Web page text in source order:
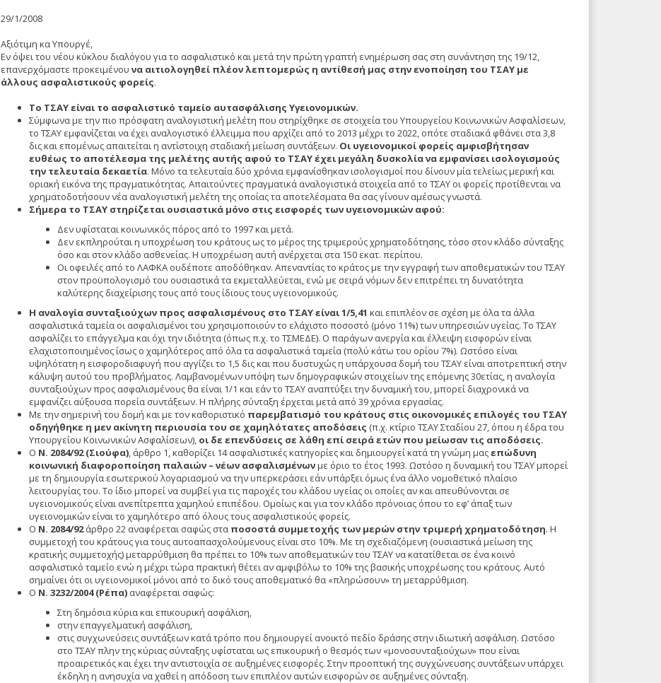
29/1/2008
Αξιότιμη κα Υπουργέ,
Εν όψει του νέου κύκλου διαλόγου για το ασφαλιστικό και μετά την πρώτη γραπτή ενημέρωση σας στη συνάντηση της 19/12,
επανερχόμαστε προκειμένου να αιτιολογηθεί πλέον λεπτομερώς η αντίθεσή μας στην ενοποίηση του ΤΣΑΥ με
άλλους ασφαλιστικούς φορείς.
Το ΤΣΑΥ είναι το ασφαλιστικό ταμείο αυτασφάλισης Υγειονομικών.
Σύμφωνα με την πιο πρόσφατη αναλογιστική μελέτη που στηρίχθηκε σε στοιχεία του Υπουργείου Κοινωνικών Ασφαλίσεων,
το ΤΣΑΥ εμφανίζεται να έχει αναλογιστικό έλλειμμα που αρχίζει από το 2013 μέχρι το 2022, οπότε σταδιακά φθάνει στα 3,8
δις και επομένως απαιτείται η αντίστοιχη σταδιακή μείωση συντάξεων. Οι υγειονομικοί φορείς αμφισβήτησαν
ευθέως το αποτέλεσμα της μελέτης αυτής αφού το ΤΣΑΥ έχει μεγάλη δυσκολία να εμφανίσει ισολογισμούς
την τελευταία δεκαετία. Μόνο τα τελευταία δύο χρόνια εμφανίσθηκαν ισολογισμοί που δίνουν μία τελείως μερική και
οριακή εικόνα της πραγματικότητας. Απαιτούντες πραγματικά αναλογιστικά στοιχεία από το ΤΣΑΥ οι φορείς προτίθενται να
χρηματοδοτήσουν νέα αναλογιστική μελέτη της οποίας τα αποτελέσματα θα σας γίνουν αμέσως γνωστά.
Σήμερα το ΤΣΑΥ στηρίζεται ουσιαστικά μόνο στις εισφορές των υγειονομικών αφού:
Δεν υφίσταται κοινωνικός πόρος από το 1997 και μετά.
Δεν εκπληρούται η υποχρέωση του κράτους ως το μέρος της τριμερούς χρηματοδότησης, τόσο στον κλάδο σύνταξης
όσο και στον κλάδο ασθενείας. Η υποχρέωση αυτή ανέρχεται στα 150 εκατ. περίπου.
Οι οφειλές από το ΛΑΦΚΑ ουδέποτε αποδόθηκαν. Απεναντίας το κράτος με την εγγραφή των αποθεματικών του ΤΣΑΥ
στον προϋπολογισμό του ουσιαστικά τα εκμεταλλεύεται, ενώ με σειρά νόμων δεν επιτρέπει τη δυνατότητα
καλύτερης διαχείρισης τους από τους ίδιους τους υγειονομικούς.
Η αναλογία συνταξιούχων προς ασφαλισμένους στο ΤΣΑΥ είναι 1/5,41 και επιπλέον σε σχέση με όλα τα άλλα
ασφαλιστικά ταμεία οι ασφαλισμένοι του χρησιμοποιούν το ελάχιστο ποσοστό (μόνο 11%) των υπηρεσιών υγείας. Το ΤΣΑΥ
ασφαλίζει το επάγγελμα και όχι την ιδιότητα (όπως π.χ. το ΤΣΜΕΔΕ). Ο παράγων ανεργία και έλλειψη εισφορών είναι
ελαχιστοποιημένος ίσως ο χαμηλότερος από όλα τα ασφαλιστικά ταμεία (πολύ κάτω του ορίου 7%). Ωστόσο είναι
υψηλότατη η εισφοροδιαφυγή που αγγίζει το 1,5 δις και που δυστυχώς η υπάρχουσα δομή του ΤΣΑΥ είναι αποτρεπτική στην
κάλυψη αυτού του προβλήματος. Λαμβανομένων υπόψη των δημογραφικών στοιχείων της επόμενης 30ετίας, η αναλογία
συνταξιούχων προς ασφαλισμένους θα είναι 1/1 και εάν το ΤΣΑΥ αναπτύξει την δυναμική του, μπορεί διαχρονικά να
εμφανίζει αύξουσα πορεία συντάξεων. Η πλήρης σύνταξη έρχεται μετά από 39 χρόνια εργασίας.
Με την σημερινή του δομή και με τον καθοριστικό παρεμβατισμό του κράτους στις οικονομικές επιλογές του ΤΣΑΥ
οδηγήθηκε η μεν ακίνητη περιουσία του σε χαμηλότατες αποδόσεις (π.χ. κτίριο ΤΣΑΥ Σταδίου 27, όπου η έδρα του
Υπουργείου Κοινωνικών Ασφαλίσεων), οι δε επενδύσεις σε λάθη επί σειρά ετών που μείωσαν τις αποδόσεις.
Ο Ν. 2084/92 (Σιούφα), άρθρο 1, καθορίζει 14 ασφαλιστικές κατηγορίες και δημιουργεί κατά τη γνώμη μαςεπώδυνη
κοινωνική διαφοροποίηση παλαιών – νέων ασφαλισμένωνμε όριο το έτος 1993. Ωστόσο η δυναμική του ΤΣΑΥ μπορεί
με τη δημιουργία εσωτερικού λογαριασμού να την υπερκεράσει εάν υπάρξει όμως ένα άλλο νομοθετικό πλαίσιο
λειτουργίας του. Το ίδιο μπορεί να συμβεί για τις παροχές του κλάδου υγείας οι οποίες αν και απευθύνονται σε
υγειονομικούς είναι ανεπίτρεπτα χαμηλού επιπέδου. Ομοίως και για τον κλάδο πρόνοιας όπου το εφ’ άπαξ των
υγειονομικών είναι το χαμηλότερο από όλους τους ασφαλιστικούς φορείς.
Ο Ν. 2084/92άρθρο 22 αναφέρεται σαφώς στα ποσοστά συμμετοχής των μερών στην τριμερή χρηματοδότηση. Η
συμμετοχή του κράτους για τους αυτοαπασχολούμενους είναι στο 10%. Με τη σχεδιαζόμενη (ουσιαστικά μείωση της
κρατικής συμμετοχής) μεταρρύθμιση θα πρέπει το 10% των αποθεματικών του ΤΣΑΥ να κατατίθεται σε ένα κοινό
ασφαλιστικό ταμείο ενώ η μέχρι τώρα πρακτική θέτει αν αμφιβόλω το 10% της βασικής υποχρέωσης του κράτους. Αυτό
σημαίνει ότι οι υγειονομικοί μόνοι από το δικό τους αποθεματικό θα «πληρώσουν» τη μεταρρύθμιση.
Ο Ν. 3232/2004 (Ρέπα)αναφέρεται σαφώς:
Στη δημόσια κύρια και επικουρική ασφάλιση,
στην επαγγελματική ασφάλιση,
στις συγχωνεύσεις συντάξεων κατά τρόπο που δημιουργεί ανοικτό πεδίο δράσης στην ιδιωτική ασφάλιση. Ωστόσο
στο ΤΣΑΥ πλην της κύριας σύνταξης υφίσταται ως επικουρική ο θεσμός των «μονοσυνταξιούχων» που είναι
προαιρετικός και έχει την αντιστοιχία σε αυξημένες εισφορές. Στην προοπτική της συγχώνευσης συντάξεων υπάρχει
έκδηλη η ανησυχία να χαθεί η απόδοση των επιπλέον αυτών εισφορών σε αυξημένες σύνταξη.